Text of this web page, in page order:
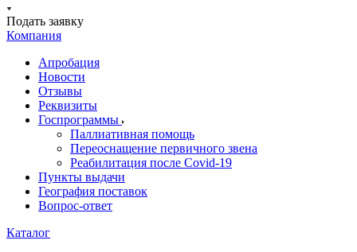
Подать заявку
Компания
Апробация
Новости
Отзывы
Реквизиты
Госпрограммы
Паллиативная помощь
Переоснащение первичного звена
Реабилитация после Covid-19
Пункты выдачи
География поставок
Вопрос-ответ
Каталог